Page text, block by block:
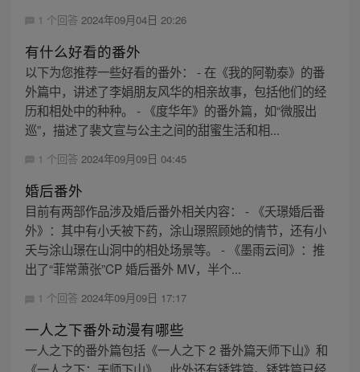
1 个回答 2024年09月04日 20:26
有什么好看的番外
以下为您推荐一些好看的番外： - 在《我的阿勒泰》的番
外篇中，讲述了李娟朋友风华的相亲故事，包括他们的经
历和相处中的种种。 - 《度华年》的番外篇，如“微服出
巡”，描述了裴文宣与公主之间的甜蜜生活和相...
1 个回答 2024年09月09日 04:45
婚后番外
目前有两部作品涉及婚后番外相关内容： - 《夭璟婚后番
外》：其中有小夭被下药，涂山璟照顾她的情节，还有小
夭与涂山璟在山洞中的相处场景等。 - 《墨雨云间》：推
出了“菲常萧张”CP 婚后番外 MV，半个...
1 个回答 2024年09月09日 17:17
一人之下番外动漫有哪些
一人之下的番外篇包括《一人之下 2 番外篇天师下山》和